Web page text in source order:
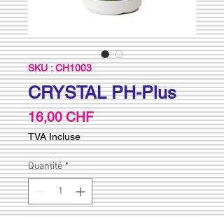
SKU : CH1003
CRYSTAL PH-Plus
16,00 CHFPrix
TVA Incluse
Quantité *